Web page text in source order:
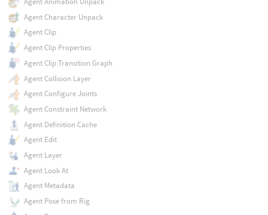
Agent Character Unpack
Agent Clip
Agent Clip Properties
Agent Clip Transition Graph
Agent Collision Layer
Agent Configure Joints
Agent Constraint Network
Agent Definition Cache
Agent Edit
Agent Layer
Agent Look At
Agent Metadata
Agent Pose from Rig